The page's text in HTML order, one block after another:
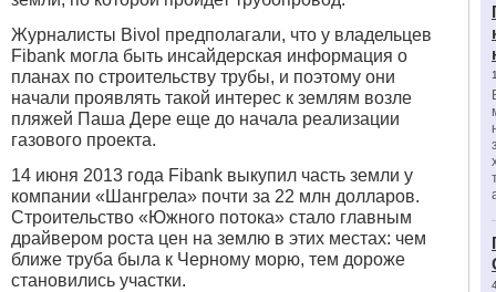
Журналисты Bivol предполагали, что у владельцев
Fibank могла быть инсайдерская информация о
планах по строительству трубы, и поэтому они
начали проявлять такой интерес к землям возле
пляжей Паша Дере еще до начала реализации
газового проекта.
14 июня 2013 года Fibank выкупил часть земли у
компании «Шангрела» почти за 22 млн долларов.
Строительство «Южного потока» стало главным
драйвером роста цен на землю в этих местах: чем
ближе труба была к Черному морю, тем дороже
становились участки.